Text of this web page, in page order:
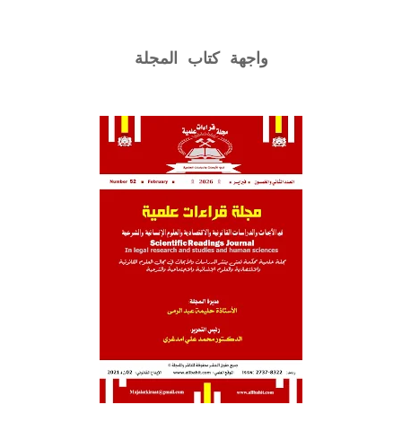
واجهة كتاب المجلة